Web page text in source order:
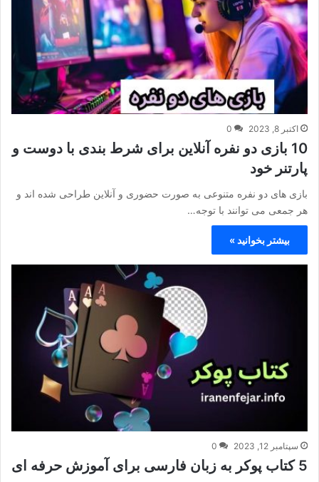
اکتبر 8, 2023 0
10 بازی دو نفره آنلاین برای شرط بندی با دوست و
پارتنر خود
بازی های دو نفره متنوعی به صورت حضوری و آنلاین طراحی شده اند و
هر جمعی می توانند با توجه…
بیشتر بخوانید »
سپتامبر 12, 2023 0
5 کتاب پوکر به زبان فارسی برای آموزش حرفه ای